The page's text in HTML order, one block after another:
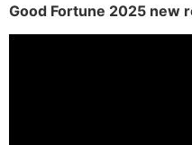
Good Fortune 2025 new